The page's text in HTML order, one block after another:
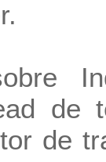
de
de